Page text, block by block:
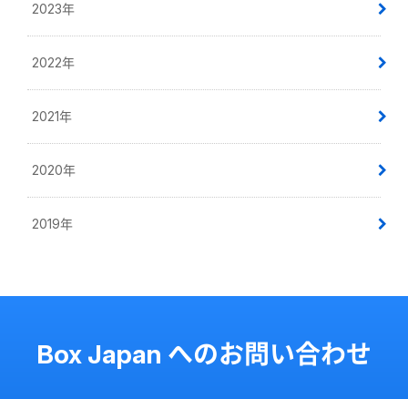
2023年
2022年
2021年
2020年
2019年
Box Japan へのお問い合わせ